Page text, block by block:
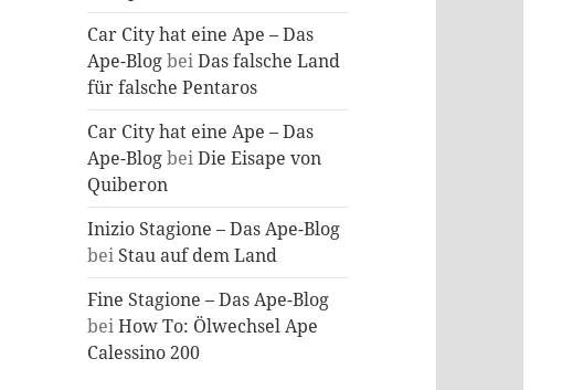
Car City hat eine Ape – Das
Ape-BlogbeiDas falsche Land
für falsche Pentaros
Car City hat eine Ape – Das
Ape-BlogbeiDie Eisape von
Quiberon
Inizio Stagione – Das Ape-Blog
bei Stau auf dem Land
Fine Stagione – Das Ape-Blog
beiHow To: Ölwechsel Ape
Calessino 200